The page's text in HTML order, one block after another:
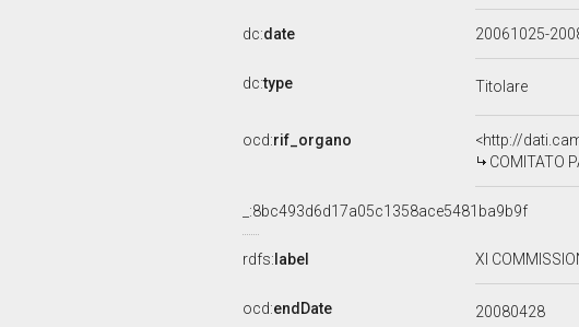
dc:date 20061025-
dc:type Titolare
ocd:rif_organo
<http://
COMITATO
_:8bc493d6d17a05c1358ace5481ba9b9f
rdfs: label XI
ocd:endDate 20080428